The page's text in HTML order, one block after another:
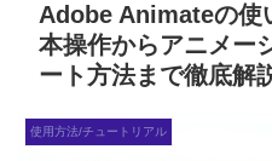
Adobe Animateの使
本操作からアニメー
ート方法まで徹底解
使用方法/チュートリアル